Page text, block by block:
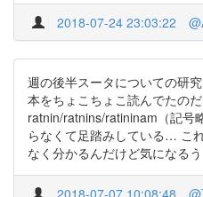
2018-07-24 23:03:22
週の後半スータについての研
本をちょこちょこ読んでたの
ratnin/ratnins/ratininam（記号
らなくて足踏みしている… こ
なく分かるんだけど気になるう
2018-07-07 10:08:48